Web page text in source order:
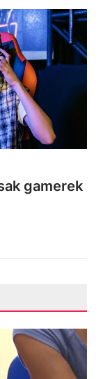
gamerek